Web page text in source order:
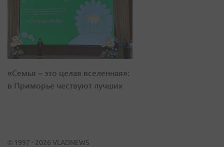
«Семья – это целая вселенная»:
в Приморье чествуют лучших
© 1997 - 2026 VLADNEWS